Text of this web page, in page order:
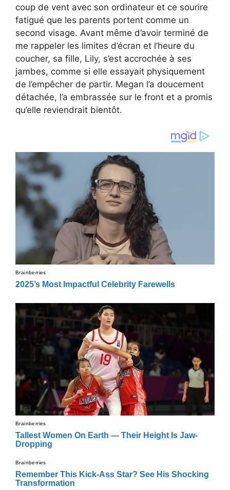
coup de vent avec son ordinateur et ce sourire
fatigué que les parents portent comme un
second visage. Avant même d’avoir terminé de
me rappeler les limites d’écran et l’heure du
coucher, sa fille, Lily, s’est accrochée à ses
jambes, comme si elle essayait physiquement
de l’empêcher de partir. Megan l’a doucement
détachée, l’a embrassée sur le front et a promis
qu’elle reviendrait bientôt.